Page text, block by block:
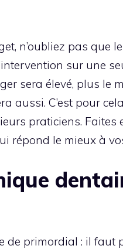
n’oubliez pas que
sur une
sera élevé, plus le
aussi. C’est pour
praticiens. Faites
répond le mieux à
de primordial : il faut